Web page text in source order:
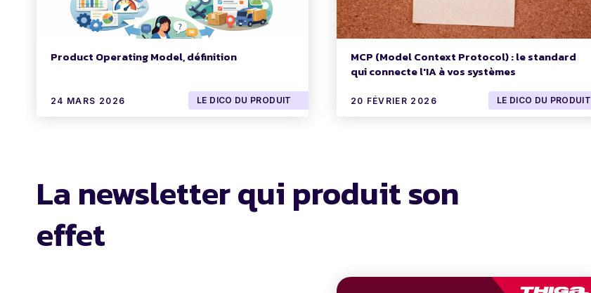
Product Operating Model, définition
24 MARS 2026 LE DICO DU PRODUIT
MCP (Model Context Protocol) : le standard
qui connecte l'IA à vos systèmes
20 FÉVRIER 2026 LE DICO DU PRODUIT
La newsletter qui produit son
effet